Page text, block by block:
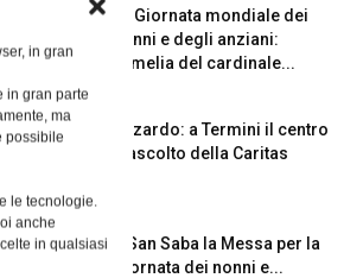
in gran
in gran parte
ma
possibile
le tecnologie.
anche
in qualsiasi
La Giornata mondiale dei
nonni e degli anziani:
l’omelia del cardinale...
Azzardo: a Termini il centro
d’ascolto della Caritas
A San Saba la Messa per la
Giornata dei nonni e...